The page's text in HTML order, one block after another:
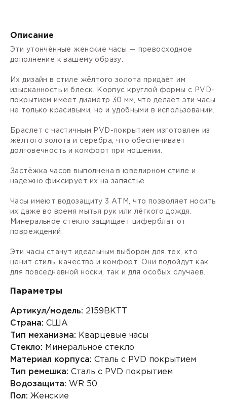
Описание
Эти утончённые женские часы — превосходное
дополнение к вашему образу.
Их дизайн в стиле жёлтого золота придаёт им
изысканность и блеск. Корпус круглой формы с PVD-
покрытием имеет диаметр 30 мм, что делает эти часы
не только красивыми, но и удобными в использовании.
Браслет с частичным PVD-покрытием изготовлен из
жёлтого золота и серебра, что обеспечивает
долговечность и комфорт при ношении.
Застёжка часов выполнена в ювелирном стиле и
надёжно фиксирует их на запястье.
Часы имеют водозащиту 3 АТМ, что позволяет носить
их даже во время мытья рук или лёгкого дождя.
Минеральное стекло защищает циферблат от
повреждений.
Эти часы станут идеальным выбором для тех, кто
ценит стиль, качество и комфорт. Они подойдут как
для повседневной носки, так и для особых случаев.
Параметры
Артикул/модель: 2159BKTT
Страна: США
Тип механизма: Кварцевые часы
Стекло: Минеральное стекло
Материал корпуса: Сталь с PVD покрытием
Тип ремешка: Сталь с PVD покрытием
Водозащита: WR 50
Пол: Женские